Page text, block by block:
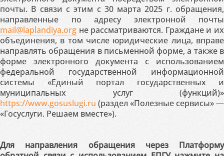
почты. В связи с этим с 30 марта 2025 г. обращения,
направленные по адресу электронной почты
mail@laplandiya.org не рассматриваются. Граждане и их
объединения, в том числе юридические лица, вправе
направлять обращения в письменной форме, а также в
форме электронного документа с использованием
федеральной государственной информационной
системы «Единый портал государственных и
муниципальных услуг (функций)»
https://www.gosuslugi.ru (раздел «Полезные сервисы» —
«Госуслуги. Решаем вместе»).
Для направления обращения через Платформу